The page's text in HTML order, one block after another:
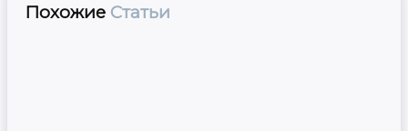
Похожие Статьи